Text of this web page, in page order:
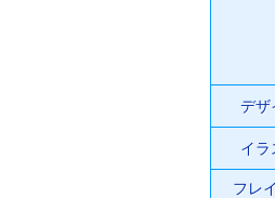
デザ
イラ
フレ